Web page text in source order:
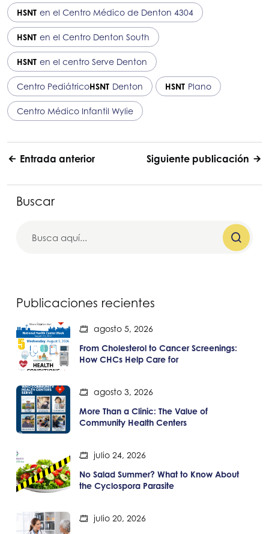
HSNT en el Centro Médico de Denton 4304
HSNT en el Centro Denton South
HSNT en el centro Serve Denton
Centro PediátricoHSNT Denton HSNT Plano
Centro Médico Infantil Wylie
Entrada anterior Siguiente publicación
Buscar
Publicaciones recientes
agosto 5, 2026
From Cholesterol to Cancer Screenings:
How CHCs Help Care for
agosto 3, 2026
More Than a Clinic: The Value of
Community Health Centers
julio 24, 2026
No Salad Summer? What to Know About
the Cyclospora Parasite
julio 20, 2026